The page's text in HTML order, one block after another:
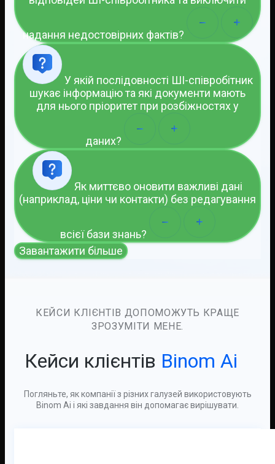
надання недостовірних фактів?
У якій послідовності ШІ-співробітник
шукає інформацію та які документи мають
для нього пріоритет при розбіжностях у
даних?
Як миттєво оновити важливі дані
(наприклад, ціни чи контакти) без редагування
всієї бази знань?
Завантажити більше
КЕЙСИ КЛІЄНТІВ ДОПОМОЖУТЬ КРАЩЕ
ЗРОЗУМІТИ МЕНЕ.
Кейси клієнтів Binom Ai
Погляньте, як компанії з різних галузей використовують
Binom Ai і які завдання він допомагає вирішувати.